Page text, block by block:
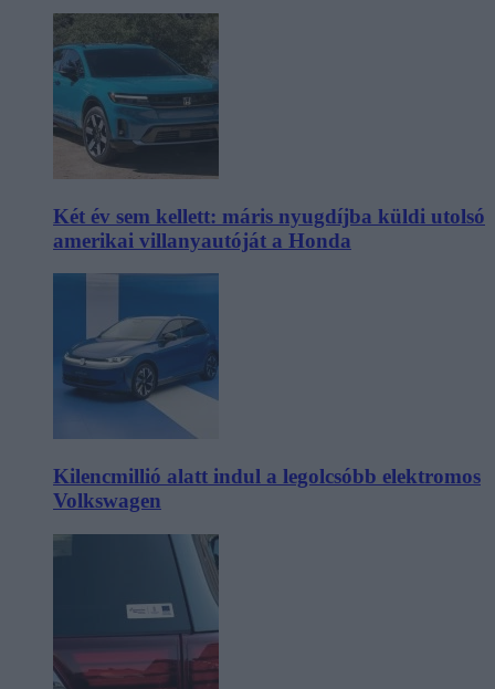
Két év sem kellett: máris nyugdíjba küldi utolsó
amerikai villanyautóját a Honda
Kilencmillió alatt indul a legolcsóbb elektromos
Volkswagen